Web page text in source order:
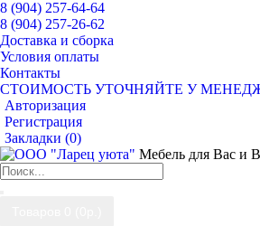
8 (904) 257-64-64
8 (904) 257-26-62
Доставка и сборка
Условия оплаты
Контакты
СТОИМОСТЬ УТОЧНЯЙТЕ У
Авторизация
Регистрация
Закладки (0)
Мебель для Вас и